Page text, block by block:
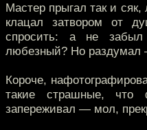
Мастер прыгал так и сяк,
клацал затвором от
спросить: а не
любезный? Но раздумал
Короче,
такие страшные, что
запереживал — мол,